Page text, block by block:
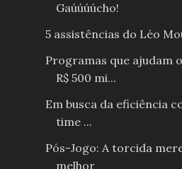
Gaúúúúcho!
5 assistências do Léo
Programas que ajudam
R$ 500 mi...
Em busca da eficiência
time ...
Pós-Jogo: A torcida
melhor